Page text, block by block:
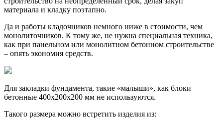
материала и кладку поэтапно.
Да и работы кладочников немного ниже в стоимости, чем
монолиточников. К тому же, не нужна специальная техника,
как при панельном или монолитном бетонном строительстве
– опять экономия средств.
Для закладки фундамента, такие «малыши», как блоки
бетонные 400х200х200 мм не используются.
Такого размера можно встретить изделия из: